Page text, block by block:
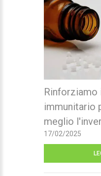
immunitario
meglio
17/02/2025